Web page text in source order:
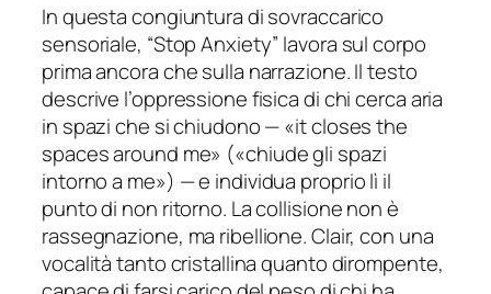
In questa congiuntura di sovraccarico
sensoriale, “Stop Anxiety” lavora sul corpo
prima ancora che sulla narrazione. Il testo
descrive l’oppressione fisica di chi cerca aria
in spazi che si chiudono — «it closes the
spaces around me» («chiude gli spazi
intorno a me») — e individua proprio lì il
punto di non ritorno. La collisione non è
rassegnazione, ma ribellione. Clair, con una
vocalità tanto cristallina quanto dirompente,